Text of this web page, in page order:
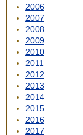
2006
2007
2008
2009
2010
2011
2012
2013
2014
2015
2016
2017